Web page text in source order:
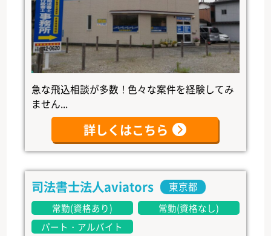
急な飛込相談が多数！色々な案件を経験してみ
ません...
詳しくはこちら
司法書士法人aviators 東京都
常勤(資格あり)
常勤(資格なし)
パート・アルバイト